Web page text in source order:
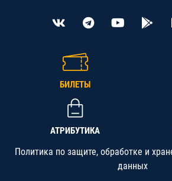
БИЛЕТЫ
АТРИБУТИКА
Политика по защите, обработке и
данных